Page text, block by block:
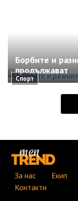
Спорт
Борбите и
продължават
За нас Екип
Контакти